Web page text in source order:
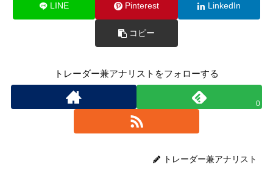
LINE Pinterest LinkedIn
コピー
トレーダー兼アナリストをフォローする
0
トレーダー兼アナリスト